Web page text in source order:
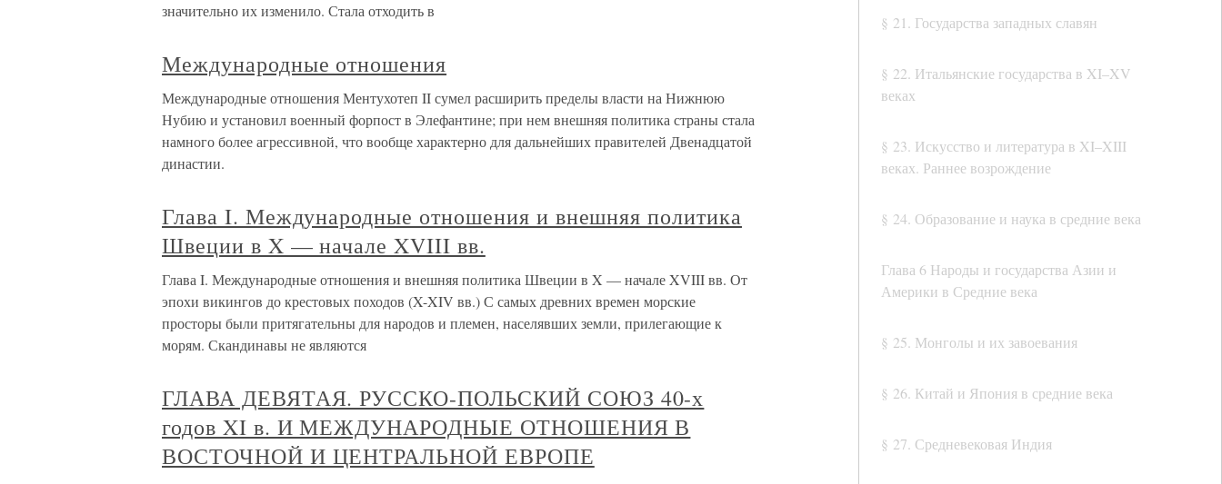
§ 21. Государства западных славян
§ 22. Итальянские государства в XI–XV
веках
§ 23. Искусство и литература в XI–XIII
веках. Раннее возрождение
§ 24. Образование и наука в средние века
Глава 6 Народы и государства Азии и
Америки в Средние века
§ 25. Монголы и их завоевания
§ 26. Китай и Япония в средние века
§ 27. Средневековая Индия
значительно их изменило. Стала отходить в
Международные отношения
Международные отношения Ментухотеп II сумел расширить пределы власти на Нижнюю
Нубию и установил военный форпост в Элефантине; при нем внешняя политика страны стала
намного более агрессивной, что вообще характерно для дальнейших правителей Двенадцатой
династии.
Глава I. Международные отношения и внешняя политика
Швеции в X — начале XVIII вв.
Глава I. Международные отношения и внешняя политика Швеции в X — начале XVIII вв. От
эпохи викингов до крестовых походов (X-XIV вв.) С самых древних времен морские
просторы были притягательны для народов и племен, населявших земли, прилегающие к
морям. Скандинавы не являются
ГЛАВА ДЕВЯТАЯ. РУССКО-ПОЛЬСКИЙ СОЮЗ 40-х
годов XI в. И МЕЖДУНАРОДНЫЕ ОТНОШЕНИЯ В
ВОСТОЧНОЙ И ЦЕНТРАЛЬНОЙ ЕВРОПЕ